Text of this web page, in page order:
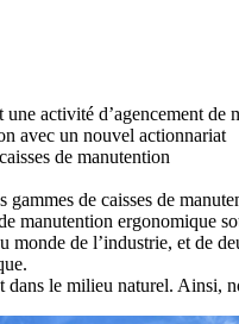
une activité d’agencement de
avec un nouvel actionnariat
de manutention
de caisses de
manutention ergonomique
monde de l’industrie, et de
le milieu naturel. Ainsi,